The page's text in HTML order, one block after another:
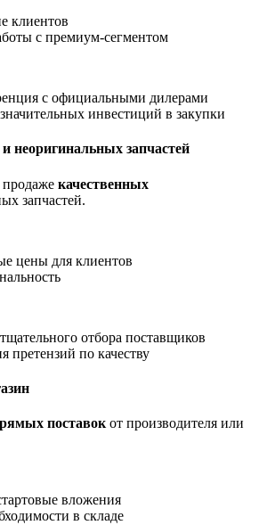
клиентов
с премиум-сегментом
с официальными дилерами
инвестиций в закупки
неоригинальных запчастей
продаже качественных
запчастей.
цены для клиентов
отбора поставщиков
претензий по качеству
поставок от производителя или
вложения
в складе